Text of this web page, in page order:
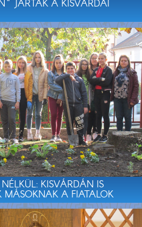
JÁRTAK A KISVÁRDAI
KISVÁRDÁN IS
MÁSOKNAK A FIATALOK